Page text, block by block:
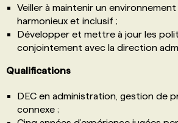
Veiller à maintenir un
harmonieux et inclusif ;
Développer et mettre à jour les
conjointement avec la direction
Qualifications
DEC en administration, gestion de
connexe ;